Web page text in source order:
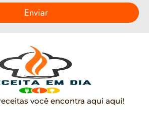
Enviar
você encontra aqui aqui!